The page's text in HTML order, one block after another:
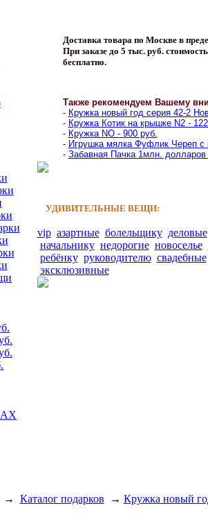
Доставка товара по Москве в
При заказе до 5 тыс. руб.
бесплатно.
Также рекомендуем Вашему
- Кружка новый год серия 42-2
- Кружка Котик на крышке N2 -
- Кружка NO - 900 руб.
- Игрушка мялка Фуфлик Череп с
- Забавная Пачка 1млн. долларов
УДИВИТЕЛЬНЫЕ ВЕЩИ:
vip азартные болельщику деловые
начальнику недорогие новоселье
ребёнку руководителю свадебные
эксклюзивные
→ Каталог подарков → Кружка новый